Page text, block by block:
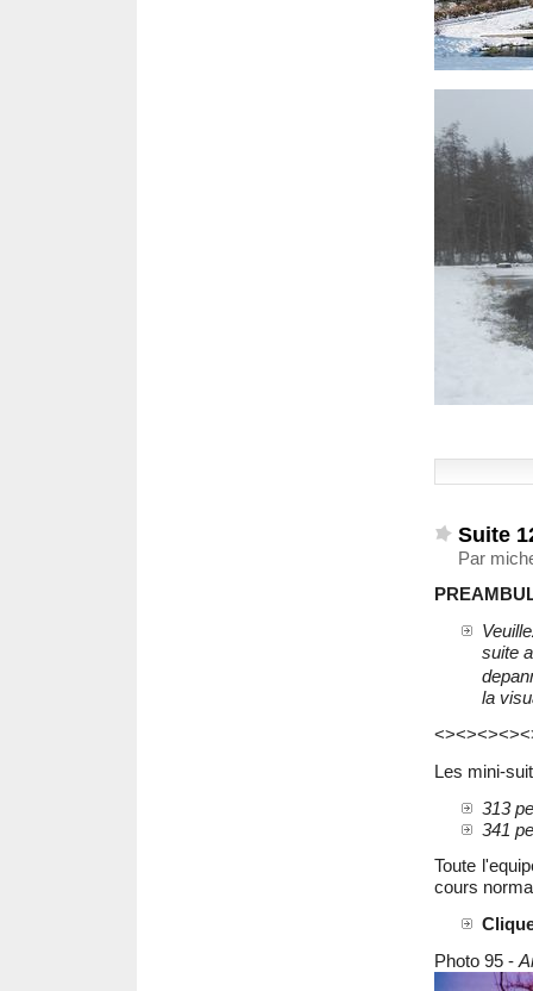
Suite
Par
suite
la
Les mini-
313
341
Toute
cours
Photo 95 -